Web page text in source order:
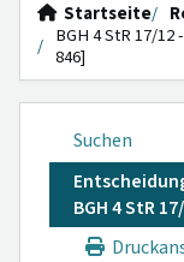
Startseite
BGH 4 StR 17/12
846]
Suchen
BGH 4 StR